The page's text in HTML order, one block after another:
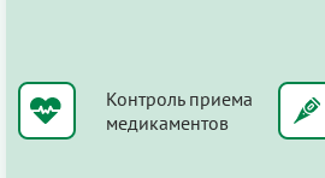
Контроль приема
медикаментов